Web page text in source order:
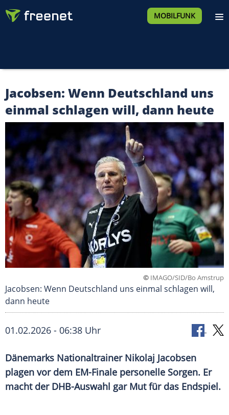
MOBILFUNK
Jacobsen: Wenn Deutschland uns
einmal schlagen will, dann heute
© IMAGO/SID/Bo Amstrup
Jacobsen: Wenn Deutschland uns einmal schlagen will,
dann heute
01.02.2026 - 06:38 Uhr
Dänemarks Nationaltrainer Nikolaj Jacobsen
plagen vor dem EM-Finale personelle Sorgen. Er
macht der DHB-Auswahl gar Mut für das Endspiel.